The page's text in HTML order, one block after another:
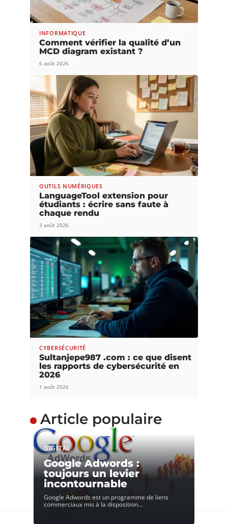
INFORMATIQUE
Comment vérifier la qualité d’un
MCD diagram existant ?
6 août 2026
OUTILS NUMÉRIQUES
LanguageTool extension pour
étudiants : écrire sans faute à
chaque rendu
3 août 2026
CYBERSÉCURITÉ
Sultanjepe987 .com : ce que disent
les rapports de cybersécurité en
2026
1 août 2026
Article populaire
DIGITAL
Google Adwords :
toujours un levier
incontournable
Google Adwords est un programme de liens
commerciaux mis à la disposition…